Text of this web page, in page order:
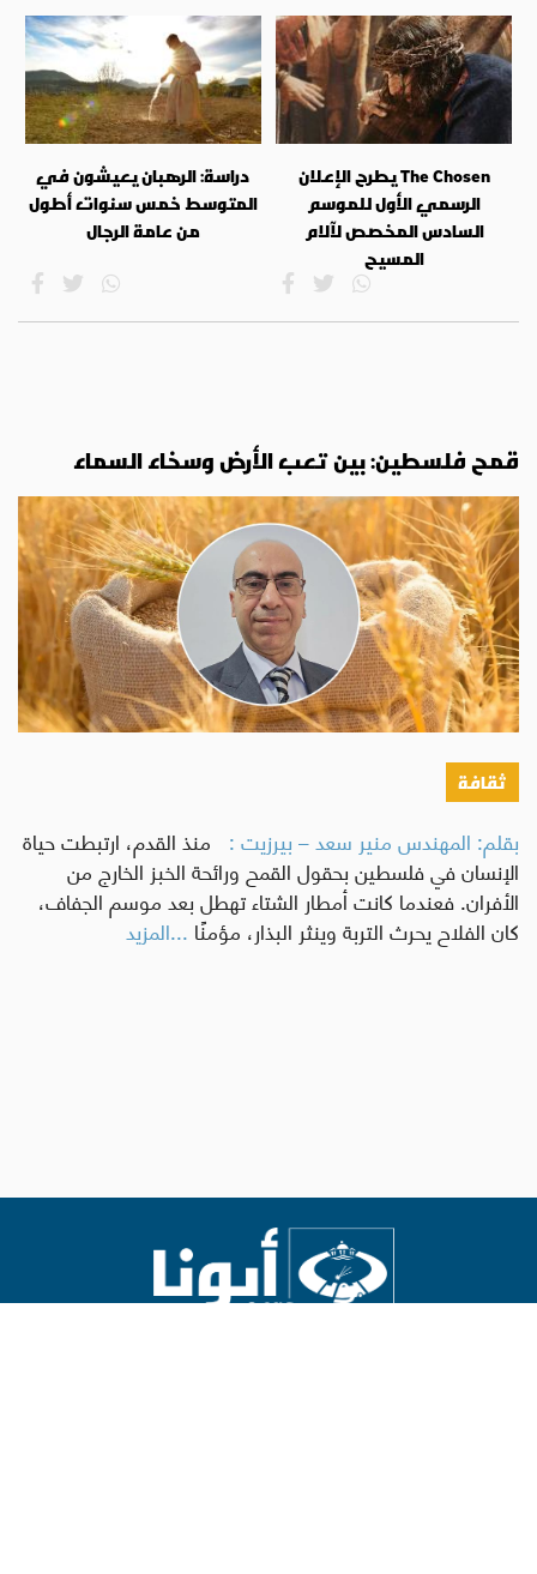
The Chosen يطرح الإعلان
الرسمي الأول للموسم
السادس المخصص لآلام
المسيح
دراسة: الرهبان يعيشون في
المتوسط خمس سنوات أطول
من عامة الرجال
قمح فلسطين: بين تعب الأرض وسخاء السماء
ثقافة
بقلم: المهندس منير سعد – بيرزيت : منذ القدم، ارتبطت حياة
الإنسان في فلسطين بحقول القمح ورائحة الخبز الخارج من
الأفران. فعندما كانت أمطار الشتاء تهطل بعد موسم الجفاف،
كان الفلاح يحرث التربة وينثر البذار، مؤمنًا ...المزيد